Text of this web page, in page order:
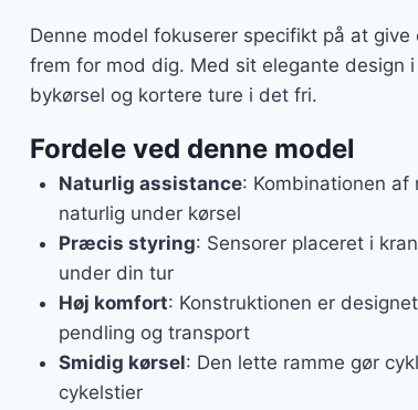
Denne model fokuserer specifikt på at
frem for mod dig. Med sit elegante design
bykørsel og kortere ture i det fri.
Fordele ved denne model
Naturlig assistance: Kombinationen
naturlig under kørsel
Præcis styring: Sensorer placeret i
under din tur
Høj komfort: Konstruktionen er
pendling og transport
Smidig kørsel: Den lette ramme gør
cykelstier